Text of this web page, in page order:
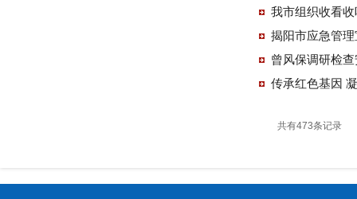
我市组织收看
揭阳市应急管
曾风保调研检
传承红色基因
共有473条记录